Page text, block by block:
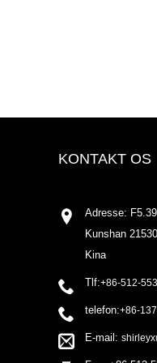
KONTAKT OS
Adresse:
Kunshan
Kina
Tlf:+86-512-
telefon:+86-
E-mail: